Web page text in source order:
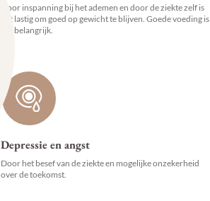
Door inspanning bij het ademen en door de ziekte zelf is
het lastig om goed op gewicht te blijven. Goede voeding is
erg belangrijk.
Depressie en angst
Door het besef van de ziekte en mogelijke onzekerheid
over de toekomst.